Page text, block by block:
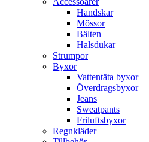
Handskar
Mössor
Bälten
Halsdukar
Strumpor
Byxor
Vattentäta byxor
Överdragsbyxor
Jeans
Sweatpants
Friluftsbyxor
Regnkläder